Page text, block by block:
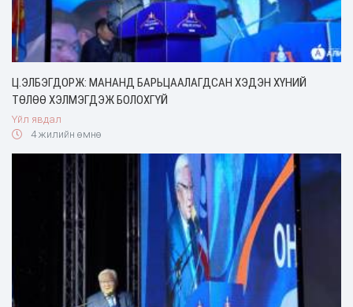
Ц.ЭЛБЭГДОРЖ: МАНАНД БАРЬЦААЛАГДСАН ХЭДЭН ХҮНИЙ
ТӨЛӨӨ ХЭЛМЭГДЭЖ БОЛОХГҮЙ
Үйл явдал
4 жилийн өмнө